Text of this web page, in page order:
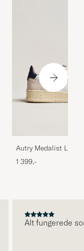
Autry Medalist Low
Sneaker White/Blue
1 399,-
Alt fungerede